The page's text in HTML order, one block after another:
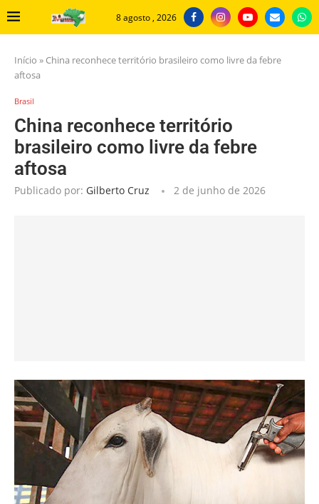
8 agosto , 2026
Início » China reconhece território brasileiro como livre da febre
aftosa
Brasil
China reconhece território
brasileiro como livre da febre
aftosa
Publicado por: Gilberto Cruz 2 de junho de 2026